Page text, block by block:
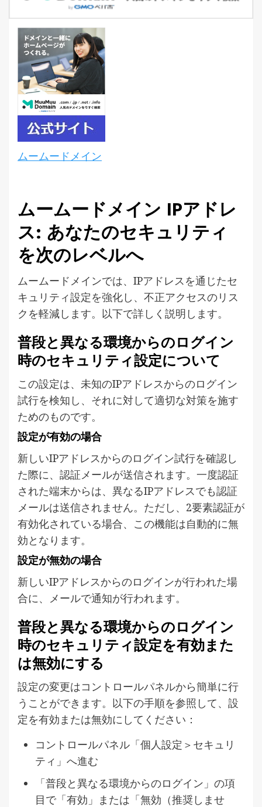
ムームードメイン
ムームードメイン IPアドレ
ス: あなたのセキュリティ
を次のレベルへ
ムームードメインでは、IPアドレスを通じたセ
キュリティ設定を強化し、不正アクセスのリス
クを軽減します。以下で詳しく説明します。
普段と異なる環境からのログイン
時のセキュリティ設定について
この設定は、未知のIPアドレスからのログイン
試行を検知し、それに対して適切な対策を施す
ためのものです。
設定が有効の場合
新しいIPアドレスからのログイン試行を確認し
た際に、認証メールが送信されます。一度認証
された端末からは、異なるIPアドレスでも認証
メールは送信されません。ただし、2要素認証が
有効化されている場合、この機能は自動的に無
効となります。
設定が無効の場合
新しいIPアドレスからのログインが行われた場
合に、メールで通知が行われます。
普段と異なる環境からのログイン
時のセキュリティ設定を有効また
は無効にする
設定の変更はコントロールパネルから簡単に行
うことができます。以下の手順を参照して、設
定を有効または無効にしてください：
コントロールパネル「個人設定＞セキュリ
ティ」へ進む
「普段と異なる環境からのログイン」の項
目で「有効」または「無効（推奨しませ